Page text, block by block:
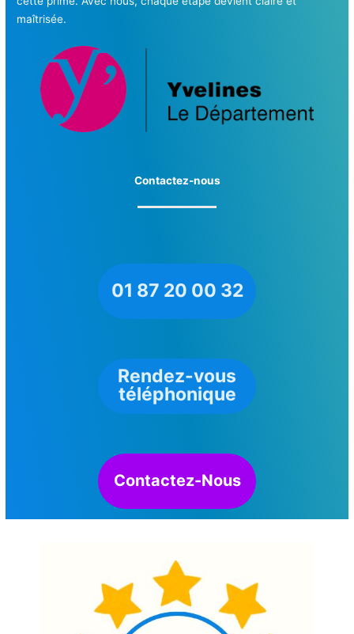
maîtrisée.
Contactez-nous
01 87 20 00 32
Rendez-vous
téléphonique
Contactez-Nous